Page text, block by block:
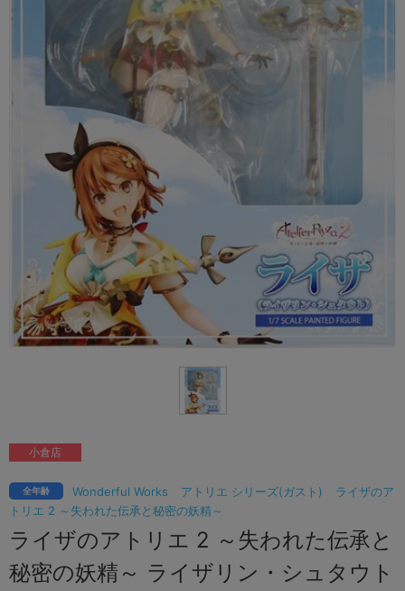
Wonderful Works アトリエ シリーズ(ガスト)
ライザのア
トリエ 2 ～失われた伝承と秘密の妖精～
全年齢
ライザのアトリエ 2 ～失われた伝承と
秘密の妖精～ ライザリン・シュタウト
小倉店